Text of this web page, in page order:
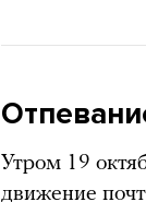
Утром 19
движение